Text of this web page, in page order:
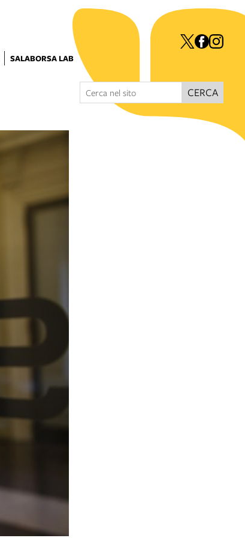
SALABORSA LAB
CERCA